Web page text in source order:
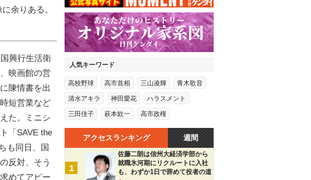
余りある。
興行生活衛
映画館の営
陳情書を出
短営業など
た。ミニシ
「SAVE the
も同日、国
反対、そう
めてアピー
人気キーワード
高校野球 高市首相 三山凌輝 青木歌音
清水アキラ 神田愛花 ハラスメント
三田佳子 萩本欽一 高市政権
アクセスランキング 週間
1
佐藤二朗は信州大経済学部から
就職氷河期にリクルートに入社
も、わずか1日で辞めて役者の道